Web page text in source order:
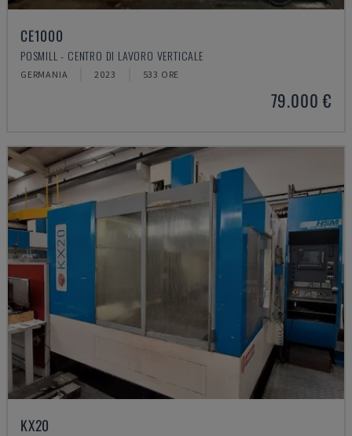
CE1000
POSMILL - CENTRO DI LAVORO VERTICALE
GERMANIA 2023 533 ORE
79.000 €
KX20